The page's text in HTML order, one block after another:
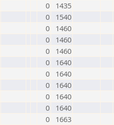
0
1435
0
1540
0
1460
0
1460
0
1460
0
1640
0
1640
0
1640
0
1640
0
1640
0 1663